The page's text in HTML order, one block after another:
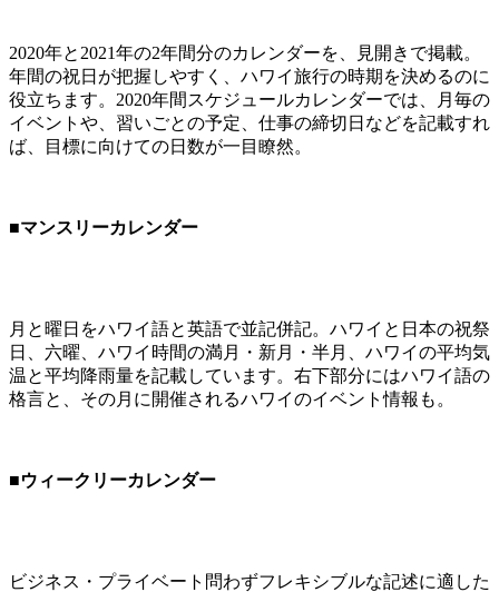
2020年と2021年の2年間分のカレンダーを、見開きで掲載。
年間の祝日が把握しやすく、ハワイ旅行の時期を決めるのに
役立ちます。2020年間スケジュールカレンダーでは、月毎の
イベントや、習いごとの予定、仕事の締切日などを記載すれ
ば、目標に向けての日数が一目瞭然。
■マンスリーカレンダー
月と曜日をハワイ語と英語で並記併記。ハワイと日本の祝祭
日、六曜、ハワイ時間の満月・新月・半月、ハワイの平均気
温と平均降雨量を記載しています。右下部分にはハワイ語の
格言と、その月に開催されるハワイのイベント情報も。
■ウィークリーカレンダー
ビジネス・プライベート問わずフレキシブルな記述に適した